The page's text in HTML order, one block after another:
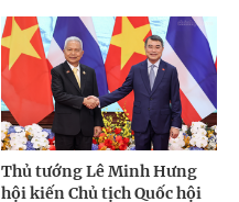
Thủ tướng Lê Minh Hưng
hội kiến Chủ tịch Quốc hội